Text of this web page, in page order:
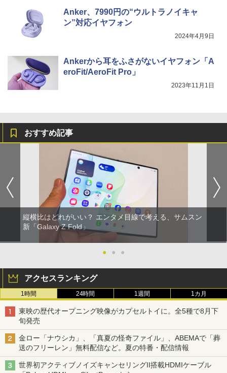
Anker、7990円の“ウルトラノイキャ
ン”対応イヤフォン
2024年4月9日
Ankerから耳をふさがないイヤフォン「A
eroFit/AeroFit Pro」
2023年11月1日
おすすめ記事
縦横比はどれがいい？ エンタメ目線で考える、サムスン
新「Galaxy Z Fold」
● ● ●
アクセスランキング
1時間 24時間 1週間 1カ月
東映の歴代オープニング映像がカプセルトイに。全5種で8月下
旬発売
金ロー「ナウシカ」、「真夏の怪奇ファイル」、ABEMAで「葬
送のフリーレン」無料配信など。夏の特番・配信情報
世界初アクティブノイズキャンセリングII搭載HDMIケーブル